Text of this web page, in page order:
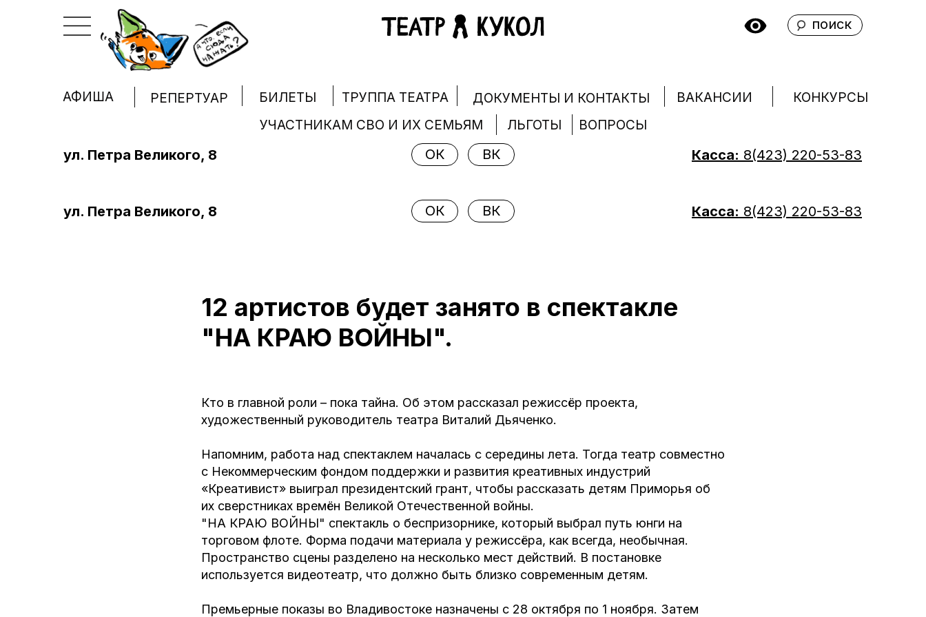
поиск
БИЛЕТЫ
РЕПЕРТУАР
АФИША
УЧАСТНИКАМ СВО И ИХ СЕМЬЯМ
ДОКУМЕНТЫ И КОНТАКТЫ
ул. Петра Великого, 8 Касса: 8(423) 220-53-83
ВАКАНСИИ
ВК
ОК
КОНКУРСЫ
ВОПРОСЫ
ТРУППА ТЕАТРА
ЛЬГОТЫ
ул. Петра Великого, 8 Касса: 8(423) 220-53-83
ВК
ОК
12 артистов будет занято в спектакле
"НА КРАЮ ВОЙНЫ".
Кто в главной роли – пока тайна. Об этом рассказал режиссёр проекта,
художественный руководитель театра Виталий Дьяченко.
Напомним, работа над спектаклем началась с середины лета. Тогда театр совместно
с Некоммерческим фондом поддержки и развития креативных индустрий
«Креативист» выиграл президентский грант, чтобы рассказать детям Приморья об
их сверстниках времён Великой Отечественной войны.
"НА КРАЮ ВОЙНЫ" спектакль о беспризорнике, который выбрал путь юнги на
торговом флоте. Форма подачи материала у режиссёра, как всегда, необычная.
Пространство сцены разделено на несколько мест действий. В постановке
используется видеотеатр, что должно быть близко современным детям.
Премьерные показы во Владивостоке назначены с 28 октября по 1 ноября. Затем